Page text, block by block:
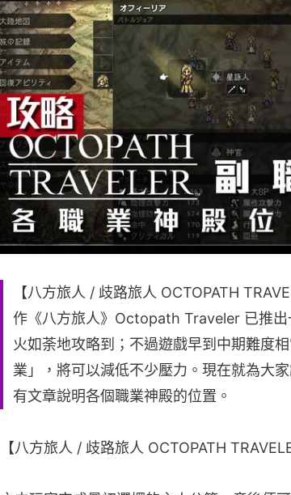
【八方旅人 / 歧路旅人 OCTOPATH
作《八方旅人》Octopath Traveler 已推出
火如荼地攻略到；不過遊戲早到中期難度
業」，將可以減低不少壓力。現在就為大
有文章說明各個職業神殿的位置。
【八方旅人 / 歧路旅人 OCTOPATH